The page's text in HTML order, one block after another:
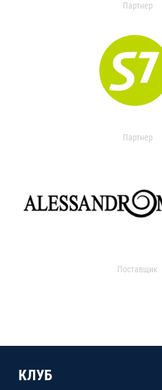
Партнер
Партнер
Поставщик
КЛУБ